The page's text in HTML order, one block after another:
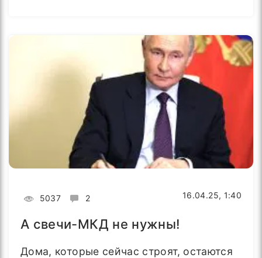
5037 2 16.04.25, 1:40
А свечи-МКД не нужны!
Дома, которые сейчас строят, остаются